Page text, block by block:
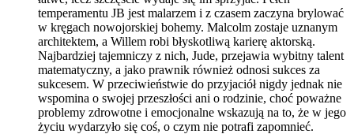
temperamentu JB jest malarzem i z czasem zaczyna brylować
w kręgach nowojorskiej bohemy. Malcolm zostaje uznanym
architektem, a Willem robi błyskotliwą karierę aktorską.
Najbardziej tajemniczy z nich, Jude, przejawia wybitny talent
matematyczny, a jako prawnik również odnosi sukces za
sukcesem. W przeciwieństwie do przyjaciół nigdy jednak nie
wspomina o swojej przeszłości ani o rodzinie, choć poważne
problemy zdrowotne i emocjonalne wskazują na to, że w jego
życiu wydarzyło się coś, o czym nie potrafi zapomnieć.